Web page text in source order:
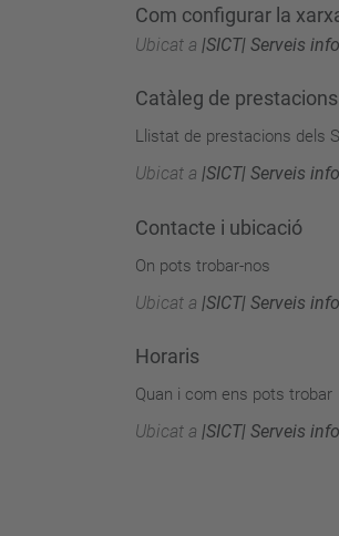
Com configurar la
Ubicat a |SICT| Serveis
Catàleg de
Llistat de prestacions dels
Ubicat a |SICT| Serveis
Contacte i ubicació
On pots trobar-nos
Ubicat a |SICT| Serveis
Horaris
Quan i com ens pots trobar
Ubicat a |SICT| Serveis